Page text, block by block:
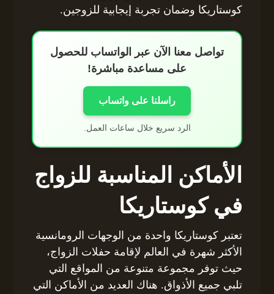
كوستاريكا وضمان تجربة إيجابية للزوجين.
تواصل معنا الآن عبر الواتساب للحصول
على مساعدة مباشرة!
راسلنا على واتساب
الرد سريع خلال ساعات العمل.
الأماكن المناسبة للزواج
في كوستاريكا
تعتبر كوستاريكا واحدة من الوجهات الرومانسية
الأكثر شهرة في العالم لإقامة حفلات الزواج،
حيث توفر مجموعة متنوعة من المواقع التي
تلبي جميع الأذواق. هناك العديد من الأماكن التي